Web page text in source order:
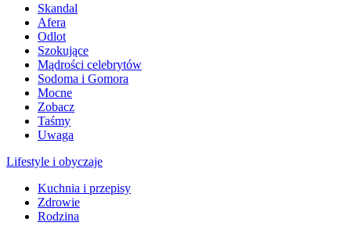
Skandal
Afera
Odlot
Szokujące
Mądrości celebrytów
Sodoma i Gomora
Mocne
Zobacz
Taśmy
Uwaga
Lifestyle i obyczaje
Kuchnia i przepisy
Zdrowie
Rodzina